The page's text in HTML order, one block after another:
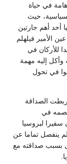
في حياة
حيث
أحد أهم جارتين
الأمير فيلهلم
للأركان في
وأكل إليه مهمة
في تحول
الصداقة
خصمه في
ليكون سفيرا لبروسيا
لم ينفصل تماما عن
بسبب صداقته مع